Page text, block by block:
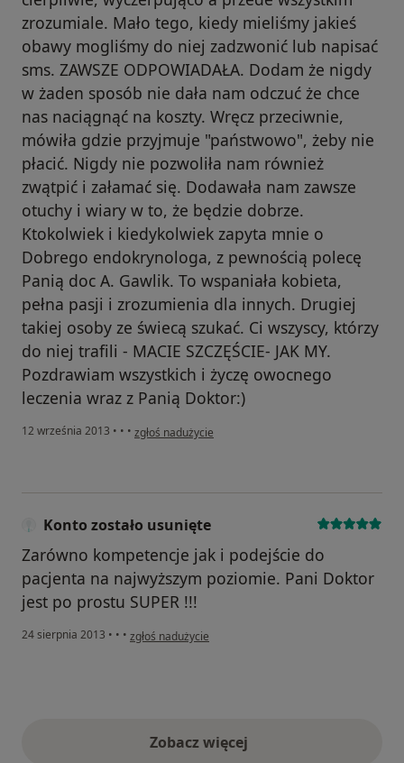
zrozumiale. Mało tego, kiedy mieliśmy jakieś
obawy mogliśmy do niej zadzwonić lub napisać
sms. ZAWSZE ODPOWIADAŁA. Dodam że nigdy
w żaden sposób nie dała nam odczuć że chce
nas naciągnąć na koszty. Wręcz przeciwnie,
mówiła gdzie przyjmuje "państwowo", żeby nie
płacić. Nigdy nie pozwoliła nam również
zwątpić i załamać się. Dodawała nam zawsze
otuchy i wiary w to, że będzie dobrze.
Ktokolwiek i kiedykolwiek zapyta mnie o
Dobrego endokrynologa, z pewnością polecę
Panią doc A. Gawlik. To wspaniała kobieta,
pełna pasji i zrozumienia dla innych. Drugiej
takiej osoby ze świecą szukać. Ci wszyscy, którzy
do niej trafili - MACIE SZCZĘŚCIE- JAK MY.
Pozdrawiam wszystkich i życzę owocnego
leczenia wraz z Panią Doktor:)
12 września 2013 • • • w opinii użytkownika Konto zostało usunięte
zgłoś nadużycie
Konto zostało usunięte
Zarówno kompetencje jak i podejście do
pacjenta na najwyższym poziomie. Pani Doktor
jest po prostu SUPER !!!
24 sierpnia 2013 • • • w opinii użytkownika Konto zostało usunięte
zgłoś nadużycie
Zobacz więcejopinie powyżej